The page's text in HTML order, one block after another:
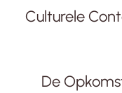
Culturele
De